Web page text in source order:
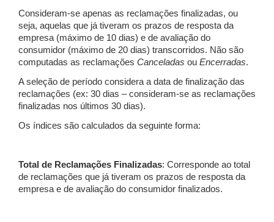
Consideram-se apenas as reclamações finalizadas, ou
seja, aquelas que já tiveram os prazos de resposta da
empresa (máximo de 10 dias) e de avaliação do
consumidor (máximo de 20 dias) transcorridos. Não são
computadas as reclamações Canceladas ou Encerradas.
A seleção de período considera a data de finalização das
reclamações (ex: 30 dias – consideram-se as reclamações
finalizadas nos últimos 30 dias).
Os índices são calculados da seguinte forma:
Total de Reclamações Finalizadas: Corresponde ao total
de reclamações que já tiveram os prazos de resposta da
empresa e de avaliação do consumidor finalizados.